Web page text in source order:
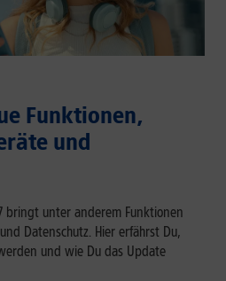
Funktionen,
und
bringt unter anderem Funktionen
Datenschutz. Hier erfährst Du,
und wie Du das Update